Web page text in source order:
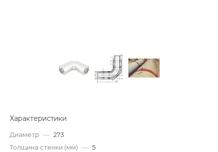
Характеристики
Диаметр — 273
Толщина стенки (мм) — 5